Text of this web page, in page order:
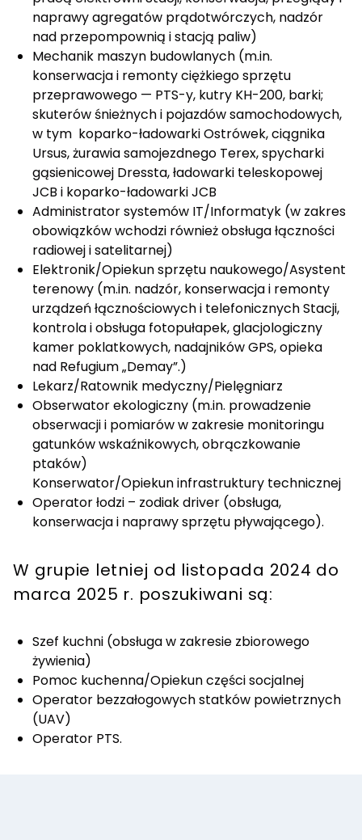
naprawy agregatów prądotwórczych, nadzór
nad przepompownią i stacją paliw)
Mechanik maszyn budowlanych (m.in.
konserwacja i remonty ciężkiego sprzętu
przeprawowego — PTS-y, kutry KH-200, barki;
skuterów śnieżnych i pojazdów samochodowych,
w tym koparko-ładowarki Ostrówek, ciągnika
Ursus, żurawia samojezdnego Terex, spycharki
gąsienicowej Dressta, ładowarki teleskopowej
JCB i koparko-ładowarki JCB
Administrator systemów IT/Informatyk (w zakres
obowiązków wchodzi również obsługa łączności
radiowej i satelitarnej)
Elektronik/Opiekun sprzętu naukowego/Asystent
terenowy (m.in. nadzór, konserwacja i remonty
urządzeń łącznościowych i telefonicznych Stacji,
kontrola i obsługa fotopułapek, glacjologiczny
kamer poklatkowych, nadajników GPS, opieka
nad Refugium „Demay”.)
Lekarz/Ratownik medyczny/Pielęgniarz
Obserwator ekologiczny (m.in. prowadzenie
obserwacji i pomiarów w zakresie monitoringu
gatunków wskaźnikowych, obrączkowanie
ptaków)
Konserwator/Opiekun infrastruktury technicznej
Operator łodzi – zodiak driver (obsługa,
konserwacja i naprawy sprzętu pływającego).
W grupie letniej od listopada 2024 do
marca 2025 r. poszukiwani są:
Szef kuchni (obsługa w zakresie zbiorowego
żywienia)
Pomoc kuchenna/Opiekun części socjalnej
Operator bezzałogowych statków powietrznych
(UAV)
Operator PTS.